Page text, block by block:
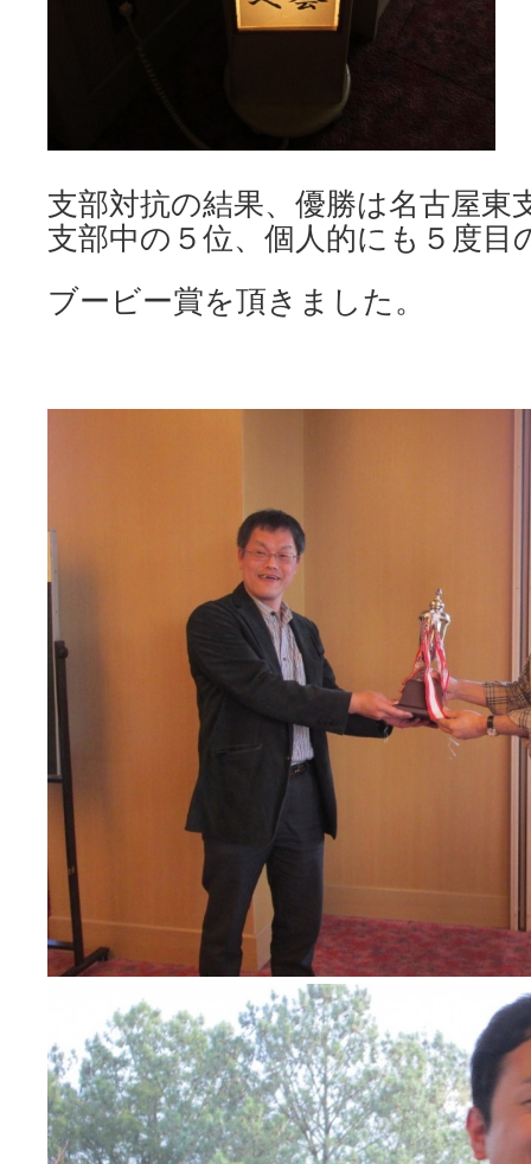
支部対抗の結果、優勝は名古屋東
支部中の５位、個人的にも５度目
ブービー賞を頂きました。